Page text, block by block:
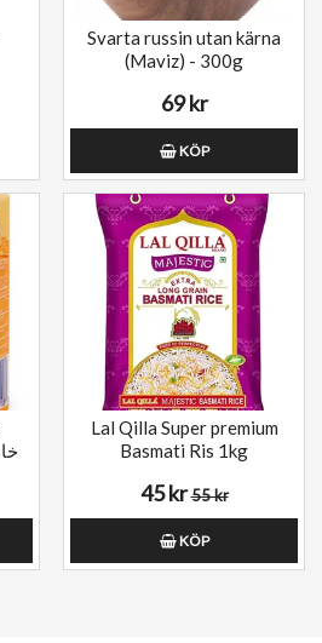
Svarta russin utan kärna
(Maviz) - 300g
69 kr
KÖP
Lal Qilla Super premium
Basmati Ris 1kg
45 kr55 kr
KÖP